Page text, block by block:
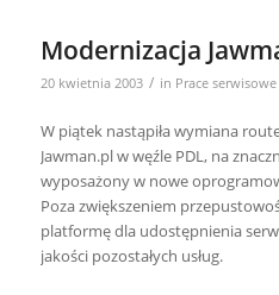
Modernizacja
20 kwietnia 2003 / in Prace serwisowe
W piątek nastąpiła wymiana
Jawman.pl w węźle PDL, na
wyposażony w nowe
Poza zwiększeniem
platformę dla udostępnienia
jakości pozostałych usług.